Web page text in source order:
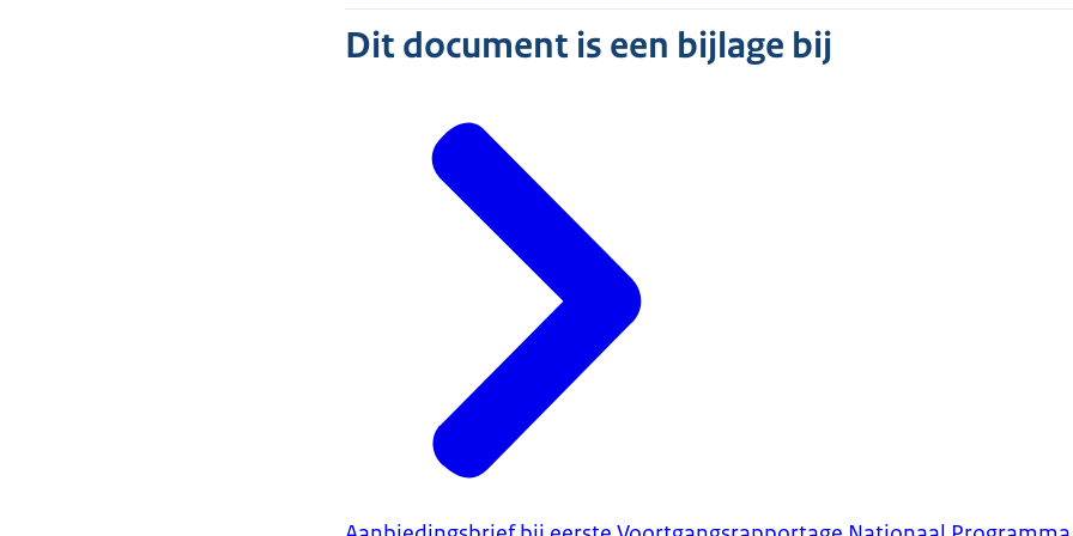
Dit document is een bijlage bij